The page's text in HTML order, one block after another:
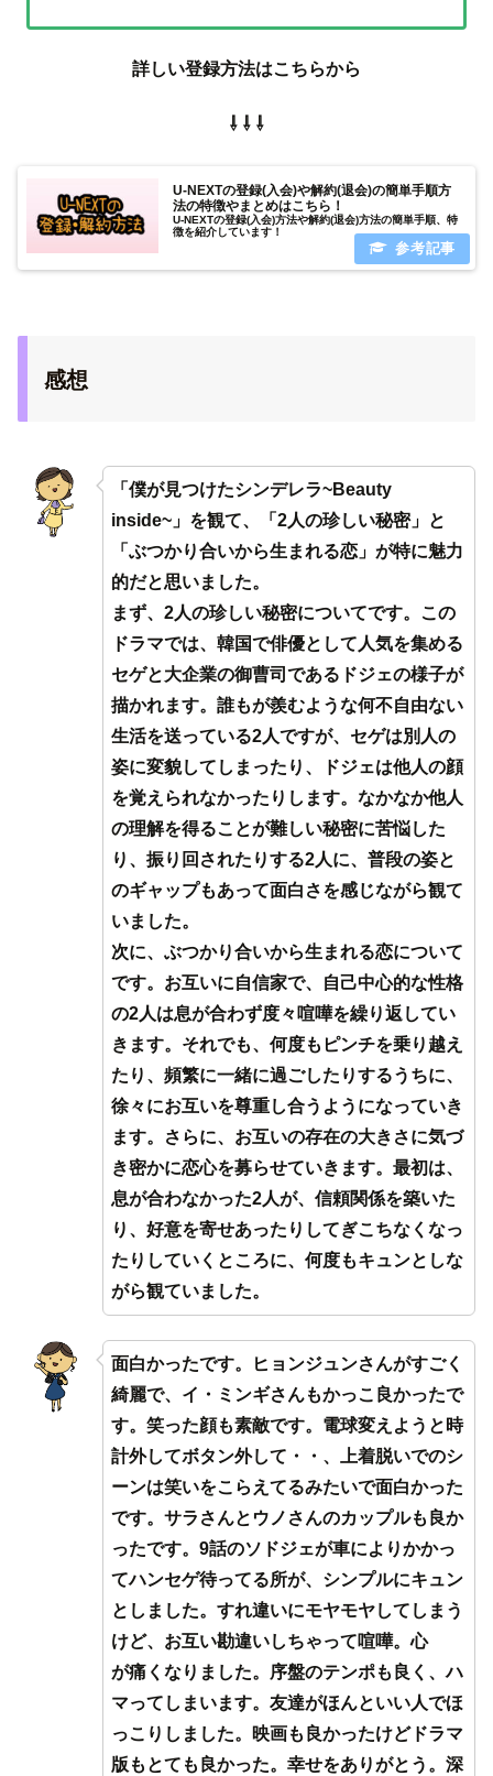
詳しい登録方法はこちらから
⇩ ⇩ ⇩
U-NEXTの登録(入会)や解約(退会)の簡単手順方
法の特徴やまとめはこちら！
U-NEXTの登録(入会)方法や解約(退会)方法の簡単手順、特
徴を紹介しています！
感想
「僕が見つけたシンデレラ~Beauty
inside~」を観て、「2人の珍しい秘密」と
「ぶつかり合いから生まれる恋」が特に魅力
的だと思いました。
まず、2人の珍しい秘密についてです。この
ドラマでは、韓国で俳優として人気を集める
セゲと大企業の御曹司であるドジェの様子が
描かれます。誰もが羨むような何不自由ない
生活を送っている2人ですが、セゲは別人の
姿に変貌してしまったり、ドジェは他人の顔
を覚えられなかったりします。なかなか他人
の理解を得ることが難しい秘密に苦悩した
り、振り回されたりする2人に、普段の姿と
のギャップもあって面白さを感じながら観て
いました。
次に、ぶつかり合いから生まれる恋について
です。お互いに自信家で、自己中心的な性格
の2人は息が合わず度々喧嘩を繰り返してい
きます。それでも、何度もピンチを乗り越え
たり、頻繁に一緒に過ごしたりするうちに、
徐々にお互いを尊重し合うようになっていき
ます。さらに、お互いの存在の大きさに気づ
き密かに恋心を募らせていきます。最初は、
息が合わなかった2人が、信頼関係を築いた
り、好意を寄せあったりしてぎこちなくなっ
たりしていくところに、何度もキュンとしな
がら観ていました。
面白かったです。ヒョンジュンさんがすごく
綺麗で、イ・ミンギさんもかっこ良かったで
す。笑った顔も素敵です。電球変えようと時
計外してボタン外して・・、上着脱いでのシ
ーンは笑いをこらえてるみたいで面白かった
です。サラさんとウノさんのカップルも良か
ったです。9話のソドジェが車によりかかっ
てハンセゲ待ってる所が、シンプルにキュン
としました。すれ違いにモヤモヤしてしまう
けど、お互い勘違いしちゃって喧嘩。心
が痛くなりました。序盤のテンポも良く、ハ
マってしまいます。友達がほんといい人でほ
っこりしました。映画も良かったけどドラマ
版もとても良かった。幸せをありがとう。深